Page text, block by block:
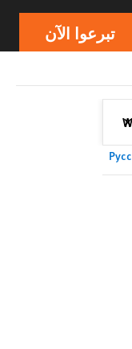
تبرعوا الآن
✕
تبرعوا الآن